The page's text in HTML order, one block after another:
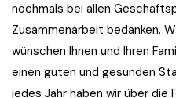
nochmals bei allen
Zusammenarbeit bedanken.
wünschen Ihnen und Ihren
einen guten und gesunden
jedes Jahr haben wir über